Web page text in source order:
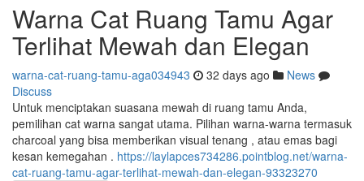
Warna Cat Ruang Tamu Agar
Terlihat Mewah dan Elegan
warna-cat-ruang-tamu-aga034943 32 days ago
News
Discuss
Untuk menciptakan suasana mewah di ruang tamu Anda,
pemilihan cat warna sangat utama. Pilihan warna-warna termasuk
charcoal yang bisa memberikan visual tenang , atau emas bagi
kesan kemegahan . https://laylapces734286.pointblog.net/warna-
cat-ruang-tamu-agar-terlihat-mewah-dan-elegan-93323270